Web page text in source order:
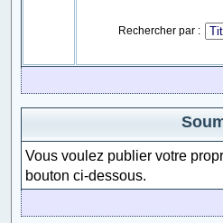
Rechercher par :
Vous voulez publier votre
bouton ci-dessous.